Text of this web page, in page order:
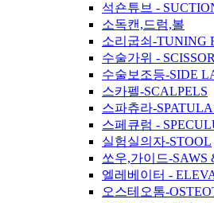
석숀튜브 -
소독캔,드럼,볼
소리굽쇠-TUNING
수술가위 -
수술보조등-SIDE
스카펠-SCALPELS
스파츄라-
스페큐럼 -
실험실의자-STOOL
쏘우,가이드-SAWS
엘레베이터 -
오스테오톰-